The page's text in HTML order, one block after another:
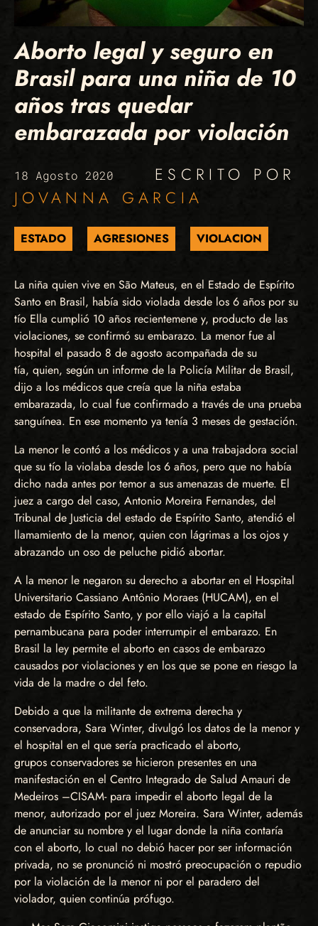
Aborto legal y seguro en
Brasil para una niña de 10
años tras quedar
embarazada por violación
18 Agosto 2020
ESCRITO POR
JOVANNA GARCIA
ESTADO AGRESIONES VIOLACION
La niña quien vive en São Mateus, en el Estado de Espírito
Santo en Brasil, había sido violada desde los 6 años por su
tío Ella cumplió 10 años recientemene y, producto de las
violaciones, se confirmó su embarazo. La menor fue al
hospital el pasado 8 de agosto acompañada de su
tía, quien, según un informe de la Policía Militar de Brasil,
dijo a los médicos que creía que la niña estaba
embarazada, lo cual fue confirmado a través de una prueba
sanguínea. En ese momento ya tenía 3 meses de gestación.
La menor le contó a los médicos y a una trabajadora social
que su tío la violaba desde los 6 años, pero que no había
dicho nada antes por temor a sus amenazas de muerte. El
juez a cargo del caso, Antonio Moreira Fernandes, del
Tribunal de Justicia del estado de Espírito Santo, atendió el
llamamiento de la menor, quien con lágrimas a los ojos y
abrazando un oso de peluche pidió abortar.
A la menor le negaron su derecho a abortar en el Hospital
Universitario Cassiano Antônio Moraes (HUCAM), en el
estado de Espírito Santo, y por ello viajó a la capital
pernambucana para poder interrumpir el embarazo. En
Brasil la ley permite el aborto en casos de embarazo
causados por violaciones y en los que se pone en riesgo la
vida de la madre o del feto.
Debido a que la militante de extrema derecha y
conservadora, Sara Winter, divulgó los datos de la menor y
el hospital en el que sería practicado el aborto,
grupos conservadores se hicieron presentes en una
manifestación en el Centro Integrado de Salud Amauri de
Medeiros –CISAM- para impedir el aborto legal de la
menor, autorizado por el juez Moreira. Sara Winter, además
de anunciar su nombre y el lugar donde la niña contaría
con el aborto, lo cual no debió hacer por ser información
privada, no se pronunció ni mostró preocupación o repudio
por la violación de la menor ni por el paradero del
violador, quien continúa prófugo.